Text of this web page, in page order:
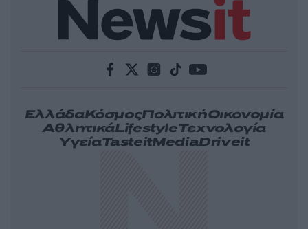
ΕλλάδαΚόσμοςΠολιτικήΟικονομία
ΑθλητικάLifestyleΤεχνολογία
ΥγείαTasteitMediaDriveit